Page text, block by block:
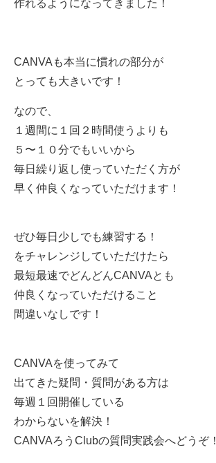
作れるようになってきました！
CANVAも本当に慣れの部分が
とっても大きいです！
なので、
１週間に１回２時間使うよりも
５〜１０分でもいいから
毎日繰り返し使っていただく方が
早く仲良くなっていただけます！
ぜひ毎日少しでも練習する！
をチャレンジしていただけたら
最短最速でどんどんCANVAとも
仲良くなっていただけること
間違いなしです！
CANVAを使ってみて
出てきた疑問・質問がある方は
毎週１回開催している
わからないを解決！
CANVAろうClubの質問実践会へどうぞ！